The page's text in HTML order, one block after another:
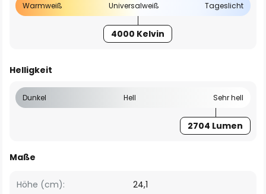
Warmweiß Universalweiß Tageslicht
4000 Kelvin
Helligkeit
Dunkel Hell Sehr hell
2704 Lumen
Maße
Höhe (cm): 24,1